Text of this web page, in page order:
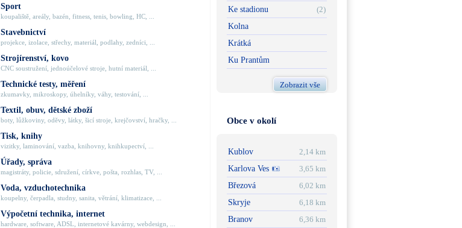
Sport
koupaliště, areály, bazén, fitness, tenis, bowling, HC, ...
Stavebnictví
projekce, izolace, střechy, materiál, podlahy, zedníci, ...
Strojírenství, kovo
CNC soustružení, jednoúčelové stroje, hutní materiál, ...
Technické testy, měření
zkumavky, mikroskopy, úhelníky, váhy, testování, ...
Textil, obuv, dětské zboží
boty, lůžkoviny, oděvy, látky, šicí stroje, krejčovství, hračky, ...
Tisk, knihy
vizitky, laminování, vazba, knihovny, knihkupectví, ...
Úřady, správa
magistráty, policie, sdružení, církve, pošta, rozhlas, TV, ...
Voda, vzduchotechnika
koupelny, čerpadla, studny, sanita, větrání, klimatizace, ...
Výpočetní technika, internet
hardware, software, ADSL, internetové kavárny, webdesign, ...
Ke stadionu
(2)
Kolna
Krátká
Ku Prantům
Zobrazit vše
Obce v okolí
Kublov
2,14 km
Karlova Ves
3,65 km
Březová
6,02 km
Skryje
6,18 km
Branov
6,36 km